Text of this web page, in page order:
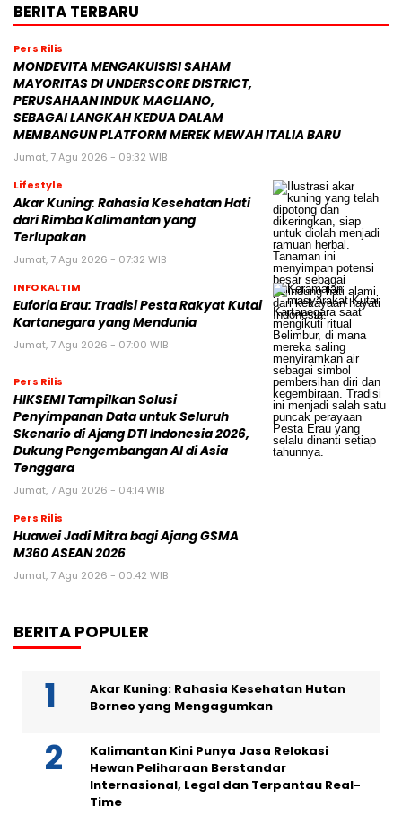
BERITA TERBARU
Pers Rilis
MONDEVITA MENGAKUISISI SAHAM
MAYORITAS DI UNDERSCORE DISTRICT,
PERUSAHAAN INDUK MAGLIANO,
SEBAGAI LANGKAH KEDUA DALAM
MEMBANGUN PLATFORM MEREK MEWAH ITALIA BARU
Jumat, 7 Agu 2026 - 09:32 WIB
Lifestyle
Akar Kuning: Rahasia Kesehatan Hati
dari Rimba Kalimantan yang
Terlupakan
Jumat, 7 Agu 2026 - 07:32 WIB
INFO KALTIM
Euforia Erau: Tradisi Pesta Rakyat Kutai
Kartanegara yang Mendunia
Jumat, 7 Agu 2026 - 07:00 WIB
Pers Rilis
HIKSEMI Tampilkan Solusi
Penyimpanan Data untuk Seluruh
Skenario di Ajang DTI Indonesia 2026,
Dukung Pengembangan AI di Asia
Tenggara
Jumat, 7 Agu 2026 - 04:14 WIB
Pers Rilis
Huawei Jadi Mitra bagi Ajang GSMA
M360 ASEAN 2026
Jumat, 7 Agu 2026 - 00:42 WIB
BERITA POPULER
Akar Kuning: Rahasia Kesehatan Hutan
Borneo yang Mengagumkan
Kalimantan Kini Punya Jasa Relokasi
Hewan Peliharaan Berstandar
Internasional, Legal dan Terpantau Real-
Time